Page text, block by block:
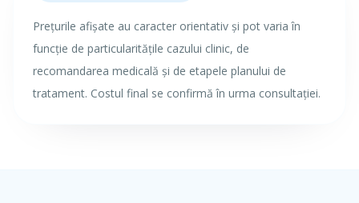
Prețurile afișate au caracter orientativ și pot varia în
funcție de particularitățile cazului clinic, de
recomandarea medicală și de etapele planului de
tratament. Costul final se confirmă în urma consultației.